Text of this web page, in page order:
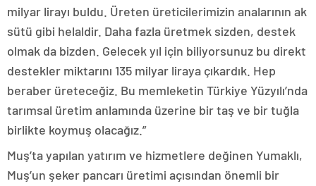
milyar lirayı buldu. Üreten üreticilerimizin analarının ak
sütü gibi helaldir. Daha fazla üretmek sizden, destek
olmak da bizden. Gelecek yıl için biliyorsunuz bu direkt
destekler miktarını 135 milyar liraya çıkardık. Hep
beraber üreteceğiz. Bu memleketin Türkiye Yüzyılı’nda
tarımsal üretim anlamında üzerine bir taş ve bir tuğla
birlikte koymuş olacağız.”
Muş’ta yapılan yatırım ve hizmetlere değinen Yumaklı,
Muş’un şeker pancarı üretimi açısından önemli bir